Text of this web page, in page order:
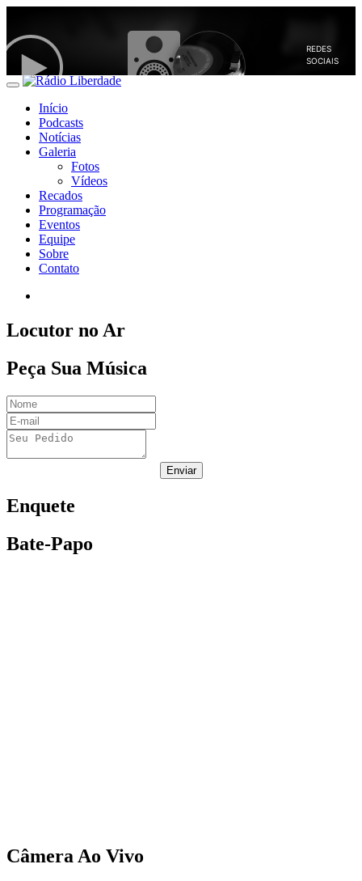
Início
Podcasts
Notícias
Galeria
Fotos
Vídeos
Recados
Programação
Eventos
Equipe
Sobre
Contato
Locutor no Ar
Peça Sua Música
Enviar
Enquete
Bate-Papo
Câmera Ao Vivo